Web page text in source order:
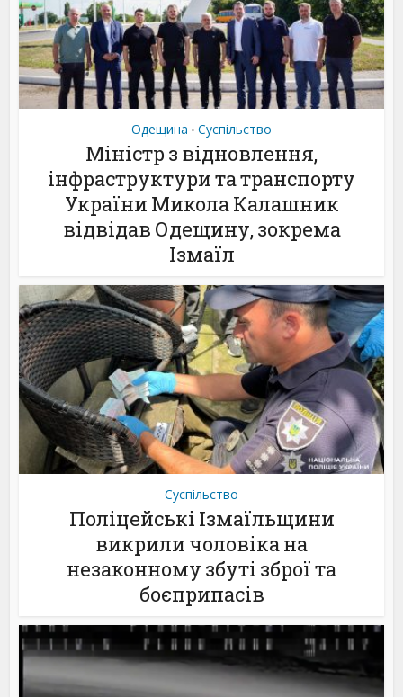
Одещина • Суспільство
Міністр з відновлення,
інфраструктури та транспорту
України Микола Калашник
відвідав Одещину, зокрема
Ізмаїл
Суспільство
Поліцейські Ізмаїльщини
викрили чоловіка на
незаконному збуті зброї та
боєприпасів